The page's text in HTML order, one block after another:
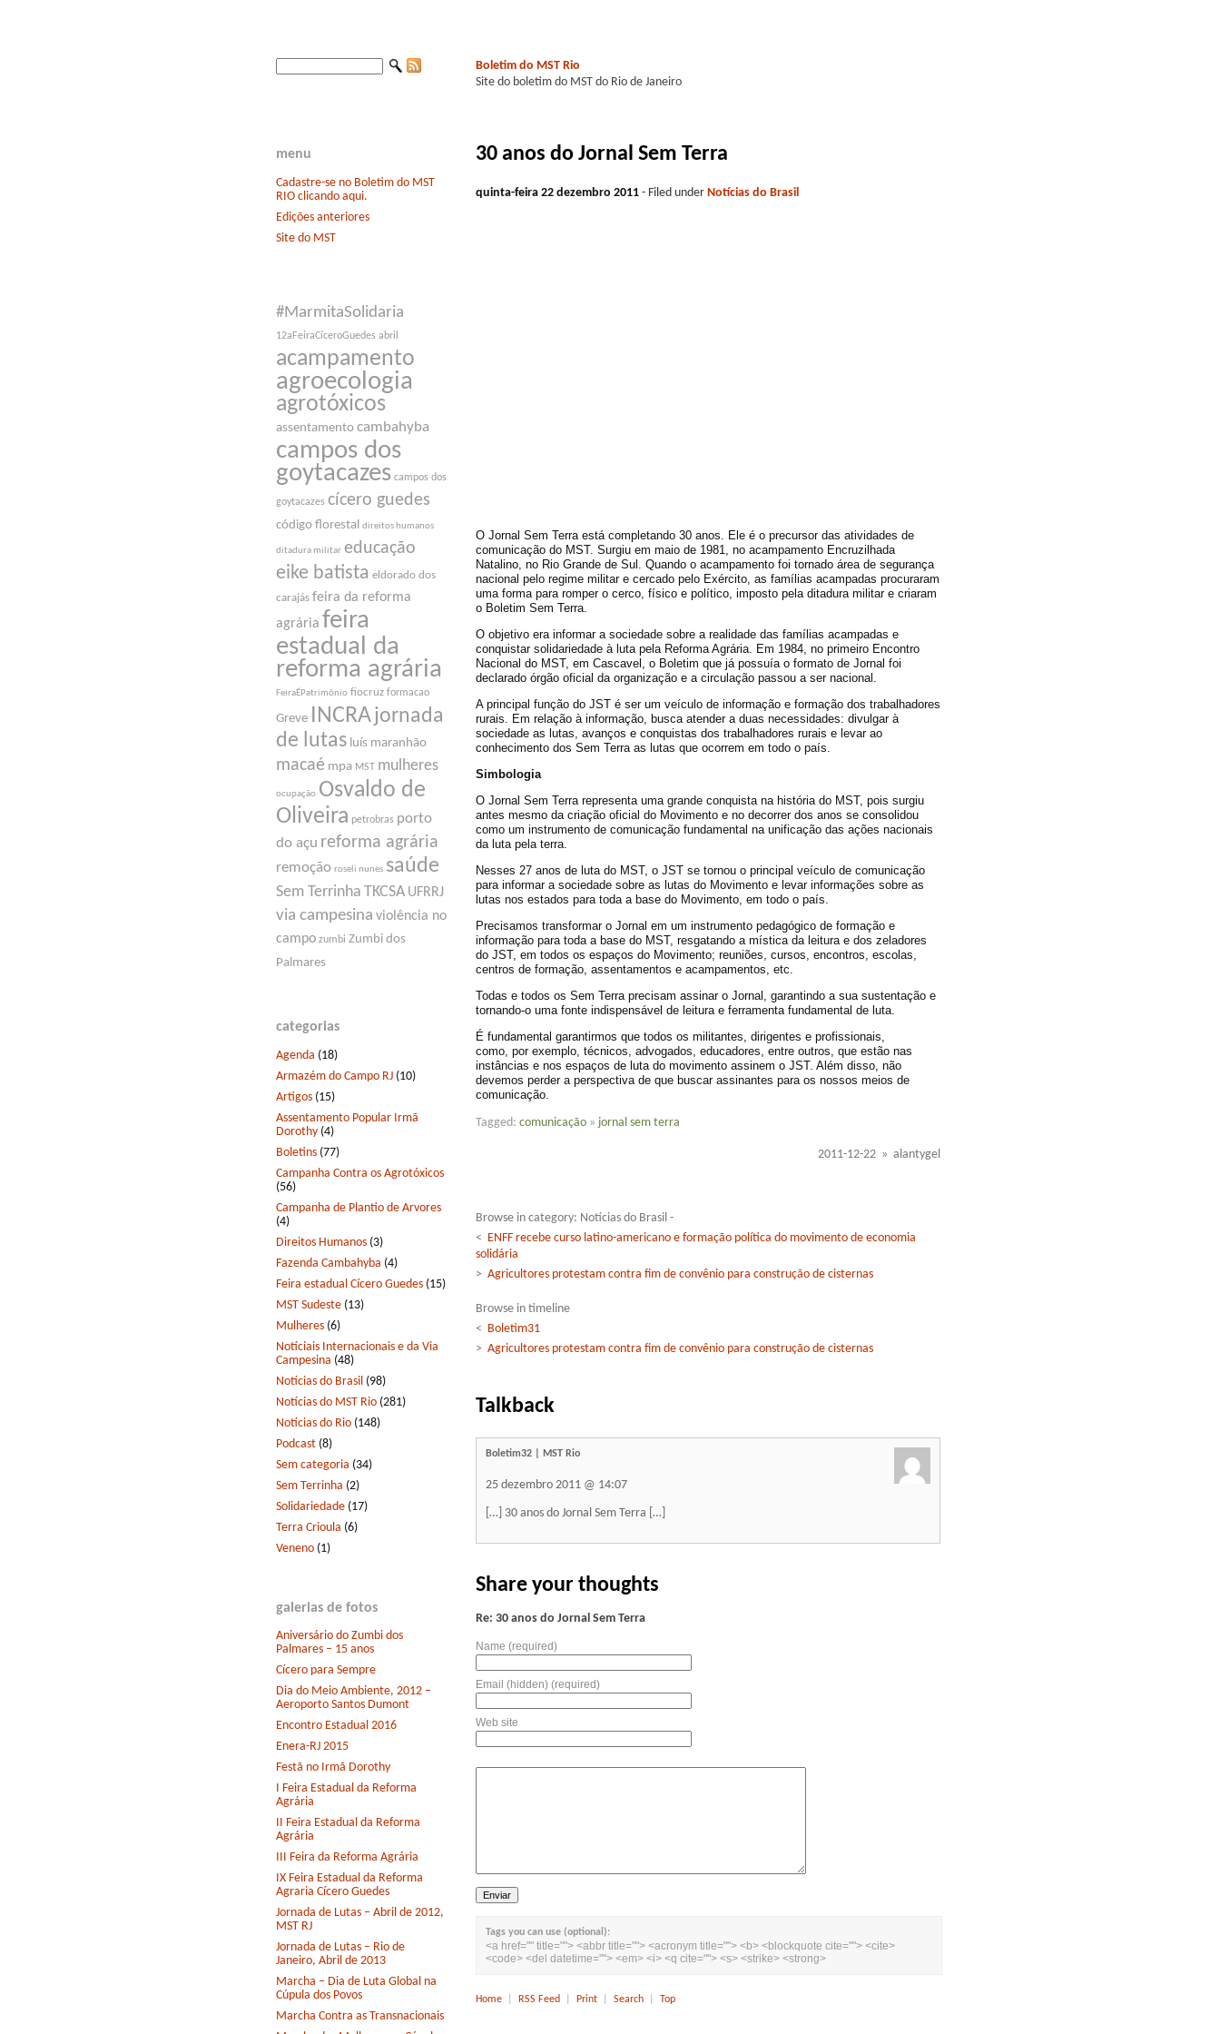
menu
Cadastre-se no Boletim do MST
RIO clicando aqui.
Edições anteriores
Site do MST
#MarmitaSolidaria
12aFeiraCíceroGuedes abril
acampamento
agroecologia
agrotóxicos
assentamento cambahyba
campos dos
goytacazes campos dos
goytacazes cícero guedes
código florestal direitos humanos
ditadura militar educação
eike batista eldorado dos
carajás feira da reforma
agrária feira
estadual da
reforma agrária
FeiraÉPatrimônio fiocruz formacao
Greve INCRA jornada
de lutas luís maranhão
macaé mpa MST mulheres
ocupação Osvaldo de
Oliveira petrobras porto
do açu reforma agrária
remoção roseli nunes saúde
Sem Terrinha TKCSA UFRRJ
via campesina violência no
campo zumbi Zumbi dos
Palmares
categorias
Agenda (18)
Armazém do Campo RJ (10)
Artigos (15)
Assentamento Popular Irmã
Dorothy (4)
Boletins (77)
Campanha Contra os Agrotóxicos
(56)
Campanha de Plantio de Arvores
(4)
Direitos Humanos (3)
Fazenda Cambahyba (4)
Feira estadual Cícero Guedes (15)
MST Sudeste (13)
Mulheres (6)
Notíciais Internacionais e da Via
Campesina (48)
Notícias do Brasil (98)
Notícias do MST Rio (281)
Notícias do Rio (148)
Podcast (8)
Sem categoria (34)
Sem Terrinha (2)
Solidariedade (17)
Terra Crioula (6)
Veneno (1)
galerias de fotos
Aniversário do Zumbi dos
Palmares – 15 anos
Cícero para Sempre
Dia do Meio Ambiente, 2012 –
Aeroporto Santos Dumont
Encontro Estadual 2016
Enera-RJ 2015
Festã no Irmã Dorothy
I Feira Estadual da Reforma
Agrária
II Feira Estadual da Reforma
Agrária
III Feira da Reforma Agrária
IX Feira Estadual da Reforma
Agraria Cícero Guedes
Jornada de Lutas – Abril de 2012,
MST RJ
Jornada de Lutas – Rio de
Janeiro, Abril de 2013
Marcha – Dia de Luta Global na
Cúpula dos Povos
Marcha Contra as Transnacionais
Boletim do MST Rio
Site do boletim do MST do Rio de Janeiro
30 anos do Jornal Sem Terra
quinta-feira 22 dezembro 2011 - Filed under Notícias do Brasil
O Jornal Sem Terra está completando 30 anos. Ele é o precursor das atividades de
comunicação do MST. Surgiu em maio de 1981, no acampamento Encruzilhada
Natalino, no Rio Grande de Sul. Quando o acampamento foi tornado área de segurança
nacional pelo regime militar e cercado pelo Exército, as famílias acampadas procuraram
uma forma para romper o cerco, físico e político, imposto pela ditadura militar e criaram
o Boletim Sem Terra.
O objetivo era informar a sociedade sobre a realidade das famílias acampadas e
conquistar solidariedade à luta pela Reforma Agrária. Em 1984, no primeiro Encontro
Nacional do MST, em Cascavel, o Boletim que já possuía o formato de Jornal foi
declarado órgão oficial da organização e a circulação passou a ser nacional.
A principal função do JST é ser um veículo de informação e formação dos trabalhadores
rurais. Em relação à informação, busca atender a duas necessidades: divulgar à
sociedade as lutas, avanços e conquistas dos trabalhadores rurais e levar ao
conhecimento dos Sem Terra as lutas que ocorrem em todo o país.
Simbologia
O Jornal Sem Terra representa uma grande conquista na história do MST, pois surgiu
antes mesmo da criação oficial do Movimento e no decorrer dos anos se consolidou
como um instrumento de comunicação fundamental na unificação das ações nacionais
da luta pela terra.
Nesses 27 anos de luta do MST, o JST se tornou o principal veículo de comunicação
para informar a sociedade sobre as lutas do Movimento e levar informações sobre as
lutas nos estados para toda a base do Movimento, em todo o país.
Precisamos transformar o Jornal em um instrumento pedagógico de formação e
informação para toda a base do MST, resgatando a mística da leitura e dos zeladores
do JST, em todos os espaços do Movimento; reuniões, cursos, encontros, escolas,
centros de formação, assentamentos e acampamentos, etc.
Todas e todos os Sem Terra precisam assinar o Jornal, garantindo a sua sustentação e
tornando-o uma fonte indispensável de leitura e ferramenta fundamental de luta.
É fundamental garantirmos que todos os militantes, dirigentes e profissionais,
como, por exemplo, técnicos, advogados, educadores, entre outros, que estão nas
instâncias e nos espaços de luta do movimento assinem o JST. Além disso, não
devemos perder a perspectiva de que buscar assinantes para os nossos meios de
comunicação.
Tagged: comunicação » jornal sem terra
2011-12-22 » alantygel
Browse in category: Notícias do Brasil -
< ENFF recebe curso latino-americano e formação política do movimento de economia
solidária
> Agricultores protestam contra fim de convênio para construção de cisternas
Browse in timeline
< Boletim31
> Agricultores protestam contra fim de convênio para construção de cisternas
Talkback
Boletim32 | MST Rio
25 dezembro 2011 @ 14:07
[…] 30 anos do Jornal Sem Terra […]
Share your thoughts
Re: 30 anos do Jornal Sem Terra
Name (required)
Email (hidden) (required)
Web site
Tags you can use (optional):
<a href="" title=""> <abbr title=""> <acronym title=""> <b> <blockquote cite=""> <cite>
<code> <del datetime=""> <em> <i> <q cite=""> <s> <strike> <strong>
Home RSS Feed Print Search Top